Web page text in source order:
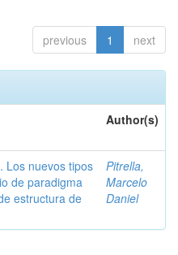
previous 1 next
Author(s)
Los nuevos tipos
de paradigma
estructura de
Pitrella,
Marcelo
Daniel